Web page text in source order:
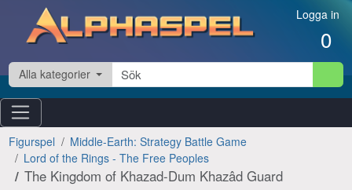
Hoppa till innehåll Logga in
0
Alla kategorier
Figurspel
Middle-Earth: Strategy Battle Game
Lord of the Rings - The Free Peoples
The Kingdom of Khazad-Dum Khazâd Guard